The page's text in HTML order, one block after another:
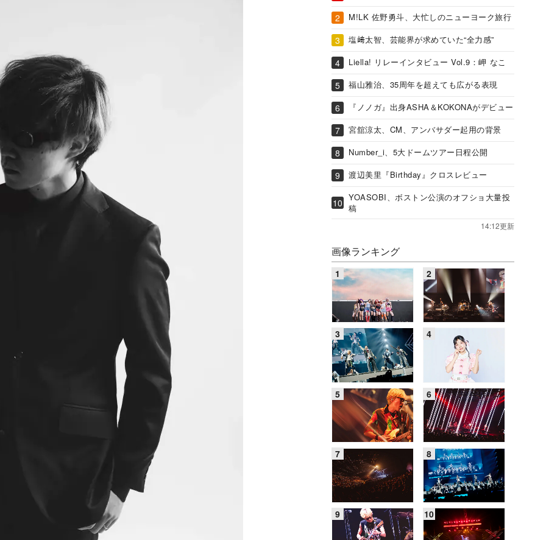
M!LK 佐野勇斗、大忙しのニューヨーク旅行
塩﨑太智、芸能界が求めていた“全力感”
Liella! リレーインタビュー Vol.9：岬 なこ
福山雅治、35周年を超えても広がる表現
『ノノガ』出身ASHA＆KOKONAがデビュー
宮舘涼太、CM、アンバサダー起用の背景
Number_i、5大ドームツアー日程公開
渡辺美里『Birthday』クロスレビュー
YOASOBI、ボストン公演のオフショ大量投
稿
14:12更新
画像ランキング